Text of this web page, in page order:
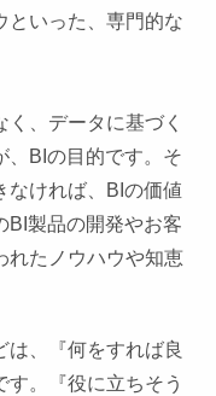
といった、専門的な
、データに基づく
、BIの目的です。そ
なければ、BIの価値
BI製品の開発やお客
れたノウハウや知恵
は、『何をすれば良
。『役に立ちそう